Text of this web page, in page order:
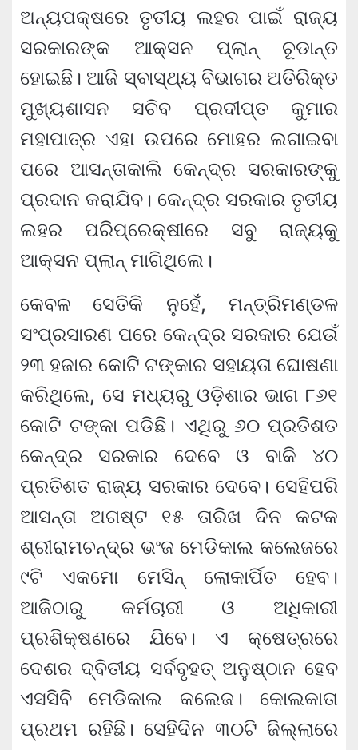
ଅନ୍ୟପକ୍ଷରେ ତୃତୀୟ ଲହର ପାଇଁ ରାଜ୍ୟ
ସରକାରଙ୍କ ଆକ୍ସନ ପ୍ଲାନ୍ ଚୂଡାନ୍ତ
ହୋଇଛି। ଆଜି ସ୍ବାସ୍ଥ୍ୟ ବିଭାଗର ଅତିରିକ୍ତ
ମୁଖ୍ୟଶାସନ ସଚିବ ପ୍ରଦୀପ୍ତ କୁମାର
ମହାପାତ୍ର ଏହା ଉପରେ ମୋହର ଲଗାଇବା
ପରେ ଆସନ୍ତାକାଲି କେନ୍ଦ୍ର ସରକାରଙ୍କୁ
ପ୍ରଦାନ କରାଯିବ। କେନ୍ଦ୍ର ସରକାର ତୃତୀୟ
ଲହର ପରିପ୍ରେକ୍ଷୀରେ ସବୁ ରାଜ୍ୟକୁ
ଆକ୍ସନ ପ୍ଲାନ୍ ମାଗିଥିଲେ।
କେବଳ ସେତିକି ନୁହେଁ, ମନ୍ତ୍ରିମଣ୍ଡଳ
ସଂପ୍ରସାରଣ ପରେ କେନ୍ଦ୍ର ସରକାର ଯେଉଁ
୨୩ ହଜାର କୋଟି ଟଙ୍କାର ସହାୟତା ଘୋଷଣା
କରିଥିଲେ, ସେ ମଧ୍ୟରୁ ଓଡ଼ିଶାର ଭାଗ ୮୬୧
କୋଟି ଟଙ୍କା ପଡିଛି। ଏଥିରୁ ୬୦ ପ୍ରତିଶତ
କେନ୍ଦ୍ର ସରକାର ଦେବେ ଓ ବାକି ୪୦
ପ୍ରତିଶତ ରାଜ୍ୟ ସରକାର ଦେବେ। ସେହିପରି
ଆସନ୍ତା ଅଗଷ୍ଟ ୧୫ ତାରିଖ ଦିନ କଟକ
ଶ୍ରୀରାମଚନ୍ଦ୍ର ଭଂଜ ମେଡିକାଲ କଲେଜରେ
୯ଟି ଏକମୋ ମେସିନ୍ ଲୋକାର୍ପିତ ହେବ।
ଆଜିଠାରୁ କର୍ମଚାରୀ ଓ ଅଧିକାରୀ
ପ୍ରଶିକ୍ଷଣରେ ଯିବେ। ଏ କ୍ଷେତ୍ରରେ
ଦେଶର ଦ୍ବିତୀୟ ସର୍ବବୃହତ୍ ଅନୁଷ୍ଠାନ ହେବ
ଏସସିବି ମେଡିକାଲ କଲେଜ। କୋଲକାତା
ପ୍ରଥମ ରହିଛି। ସେହିଦିନ ୩୦ଟି ଜିଲ୍ଲାରେ